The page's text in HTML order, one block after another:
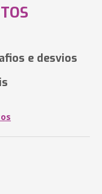
e desvios